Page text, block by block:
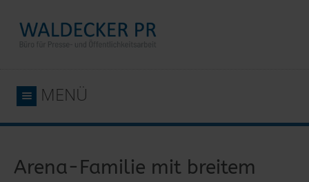
MENÜ
Arena-Familie mit breitem